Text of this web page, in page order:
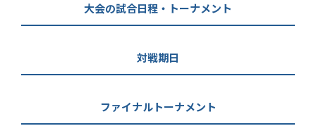
大会の試合日程・トーナメント
対戦期日
ファイナルトーナメント